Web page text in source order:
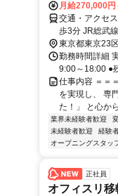
月給270,000円
交通・アクセ
歩3分 JR総武
東京都東京23
勤務時間詳細
9:00～18:00 ●
仕事内容 ＝＝
を実現し、 専
た！」 と心か
業界未経験者歓迎
未経験者歓迎
経験
オープニングスタッ
正社員
オフィスリ